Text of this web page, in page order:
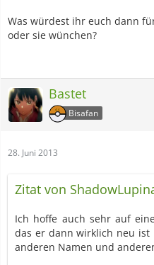
Was würdest ihr euch dann
oder sie wünchen?
Bastet
Bisafan
28. Juni 2013
Zitat von
Ich hoffe auch sehr auf
das er dann wirklich neu
anderen Namen und